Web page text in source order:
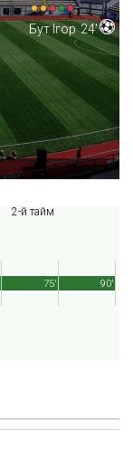
Бут Ігор 24'
2-й тайм
90'
75'